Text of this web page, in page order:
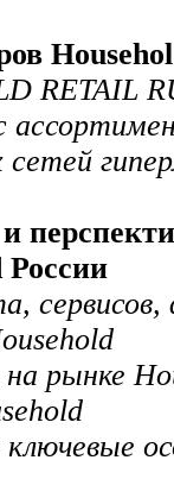
RETAIL
России
рынке